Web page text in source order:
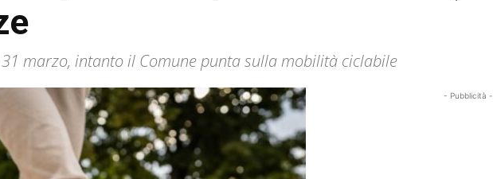
marzo, intanto il Comune punta sulla mobilità ciclabile
- Pubblicità -